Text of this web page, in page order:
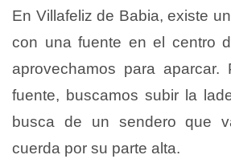
En Villafeliz de Babia, existe
con una fuente en el centro
aprovechamos para
fuente, buscamos subir la
busca de un sendero que
cuerda por su parte alta.